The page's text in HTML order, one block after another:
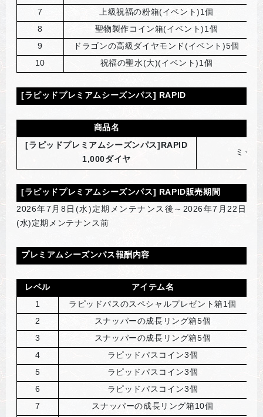
7
上級祝福の粉箱(イベント)1個
8
聖物製作コイン箱(イベント)1個
9
ドラゴンの高級ダイヤモンド(イベント)5個
10
祝福の聖水(大)(イベント)1個
[ラピッドプレミアムシーズンパス] RAPID
商品名
[ラピッドプレミアムシーズンパス]RAPID
1,000ダイヤ
ミッ
[ラピッドプレミアムシーズンパス] RAPID販売期間
2026年7月8日(水)定期メンテナンス後～2026年7月22日
(水)定期メンテナンス前
プレミアムシーズンパス報酬内容
レベル
アイテム名
1
ラピッドパスのスペシャルプレゼント箱1個
2
スナッパーの成長リング箱5個
3
スナッパーの成長リング箱5個
4
ラピッドパスコイン3個
5
ラピッドパスコイン3個
6
ラピッドパスコイン3個
7
スナッパーの成長リング箱10個